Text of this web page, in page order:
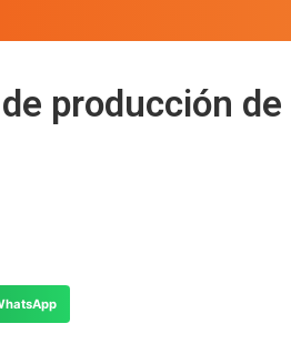
producción de